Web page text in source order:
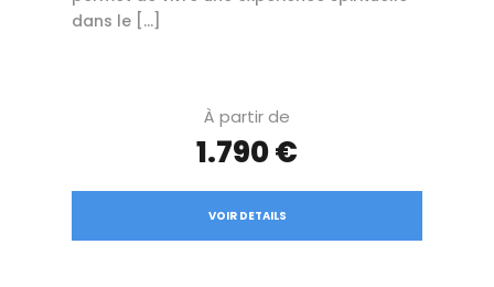
dans le […]
À partir de
1.790 €
VOIR DETAILS